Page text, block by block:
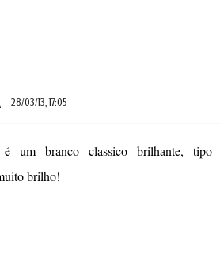
28/03/13, 17:05
é um branco classico brilhante, tipo
brilho!